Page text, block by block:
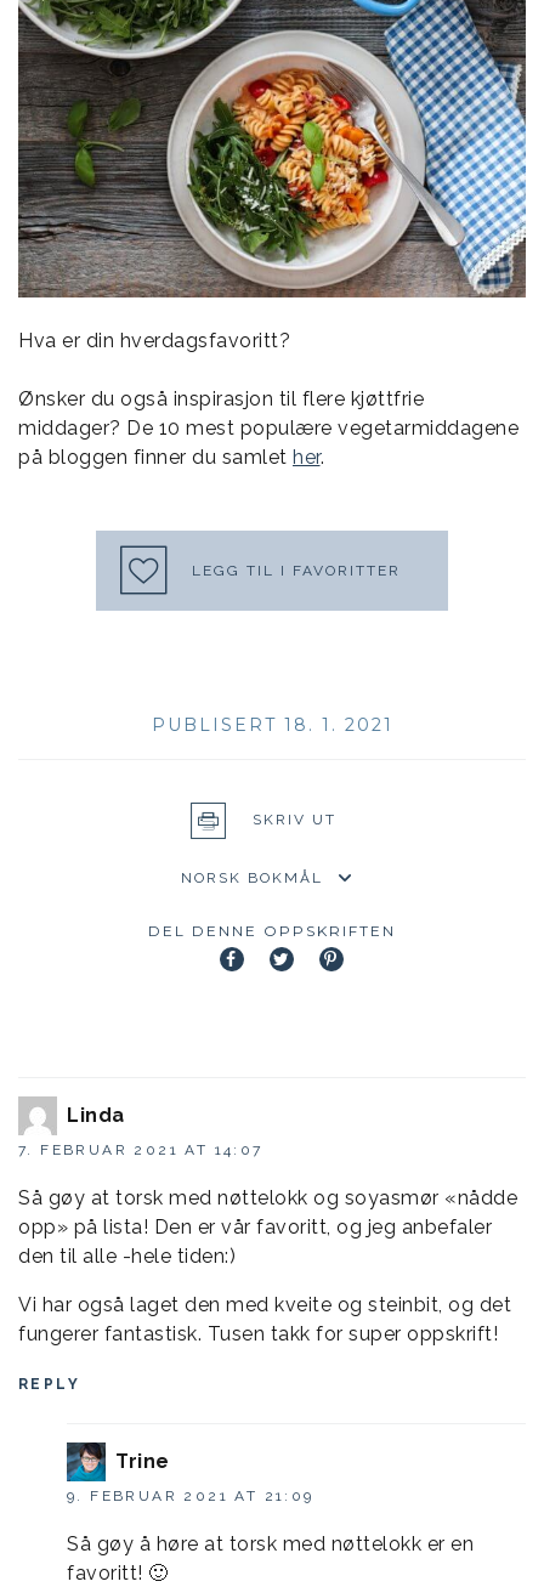
Hva er din hverdagsfavoritt?
Ønsker du også inspirasjon til flere kjøttfrie
middager? De 10 mest populære vegetarmiddagene
på bloggen finner du samlet her.
LEGG TIL I FAVORITTER
PUBLISERT 18. 1. 2021
SKRIV UT
DEL DENNE OPPSKRIFTEN
Linda
7. FEBRUAR 2021 AT 14:07
Så gøy at torsk med nøttelokk og soyasmør «nådde
opp» på lista! Den er vår favoritt, og jeg anbefaler
den til alle -hele tiden:)
Vi har også laget den med kveite og steinbit, og det
fungerer fantastisk. Tusen takk for super oppskrift!
REPLY
Trine
9. FEBRUAR 2021 AT 21:09
Så gøy å høre at torsk med nøttelokk er en
favoritt! 🙂